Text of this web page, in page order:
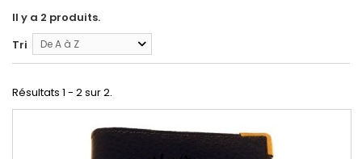
Il y a 2 produits.
Tri
De A à Z
Résultats 1 - 2 sur 2.